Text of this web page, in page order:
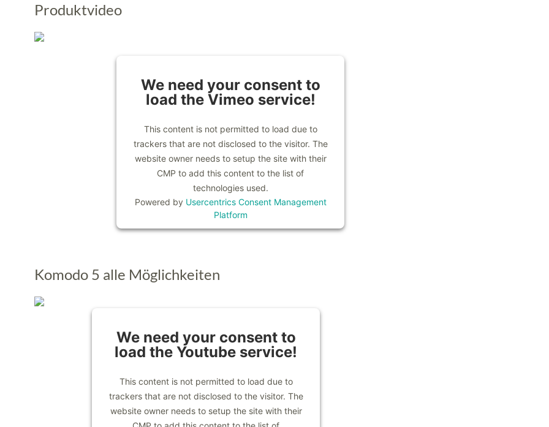
Produktvideo
We need your consent to
load the Vimeo service!
This content is not permitted to load due to
trackers that are not disclosed to the visitor. The
website owner needs to setup the site with their
CMP to add this content to the list of
technologies used.
Powered by Usercentrics Consent Management
Platform
Komodo 5 alle Möglichkeiten
We need your consent to
load the Youtube service!
This content is not permitted to load due to
trackers that are not disclosed to the visitor. The
website owner needs to setup the site with their